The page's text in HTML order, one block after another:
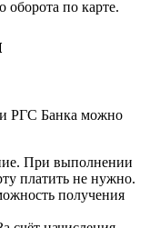
оборота по карте.
РГС Банка можно
При выполнении
платить не нужно.
получения